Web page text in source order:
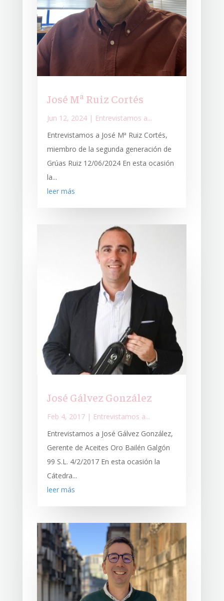
José Mª Ruiz Cortés
Jun 12, 2024| Entrevistamos a...
Entrevistamos a José Mª Ruiz Cortés,
miembro de la segunda generación de
Grúas Ruiz 12/06/2024 En esta ocasión
la...
leer más
José Gálvez González
Feb 4, 2017| Entrevistamos a...
Entrevistamos a José Gálvez González,
Gerente de Aceites Oro Bailén Galgón
99 S.L. 4/2/2017 En esta ocasión la
Cátedra...
leer más